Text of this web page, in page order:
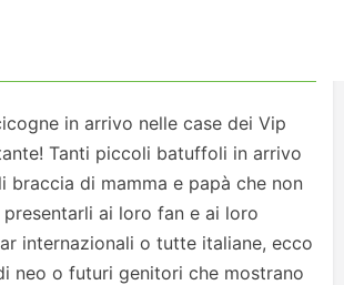
in arrivo nelle case dei Vip
Tanti piccoli batuffoli in arrivo
braccia di mamma e papà che non
presentarli ai loro fan e ai loro
internazionali o tutte italiane, ecco
neo o futuri genitori che mostrano